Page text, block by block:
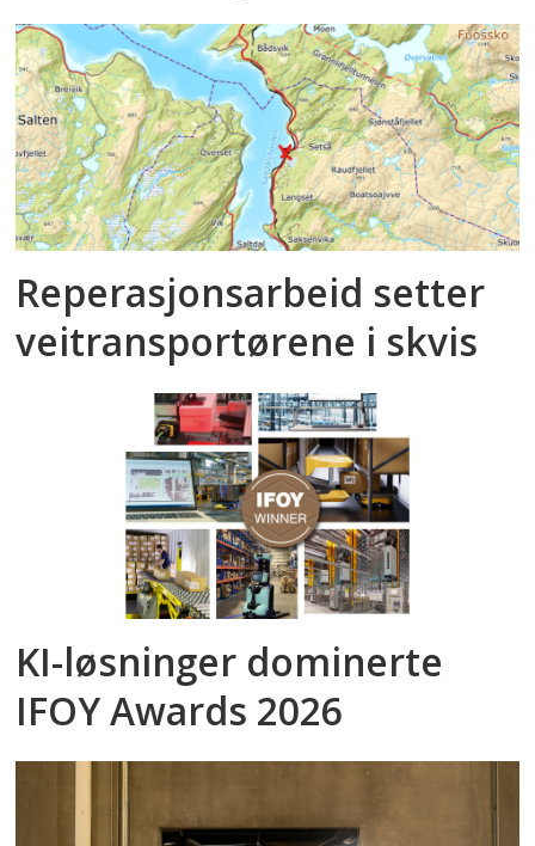
Reperasjonsarbeid setter
veitransportørene i skvis
KI-løsninger dominerte
IFOY Awards 2026